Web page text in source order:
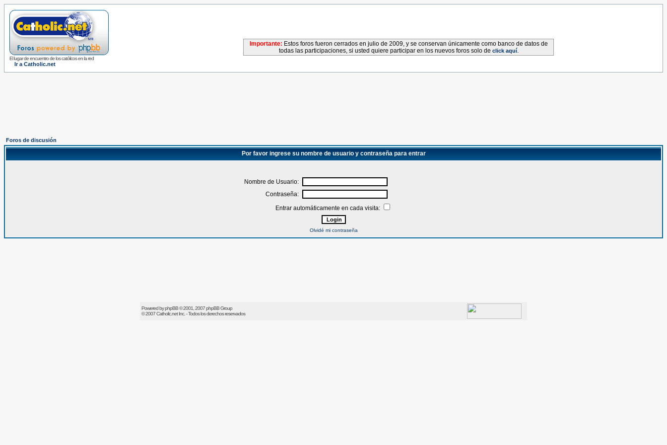
El lugar de encuentro de los católicos en la red
Ir a Catholic.net
Importante: Estos foros fueron cerrados en julio de 2009, y se conservan únicamente como banco de datos de
todas las participaciones, si usted quiere participar en los nuevos foros solo de click aquí.
Foros de discusión
Por favor ingrese su nombre de usuario y contraseña para entrar
Nombre de Usuario:
Contraseña:
Entrar automáticamente en cada visita:
Olvidé mi contraseña
Powered byphpBB© 2001, 2007 phpBB Group
© 2007Catholic.netInc. - Todos los derechos reservados